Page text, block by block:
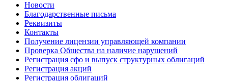
Новости
Благодарственные письма
Реквизиты
Контакты
Получение лицензии управляющей компании
Проверка Общества на наличие нарушений
Регистрация сфо и выпуск структурных облигаций
Регистрация акций
Регистрация облигаций